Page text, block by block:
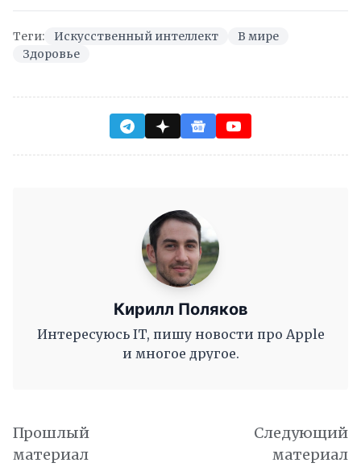
Теги: Искусственный интеллект
В мире
Здоровье
Кирилл Поляков
Интересуюсь IT, пишу новости про Apple
и многое другое.
Прошлый
материал
Следующий
материал